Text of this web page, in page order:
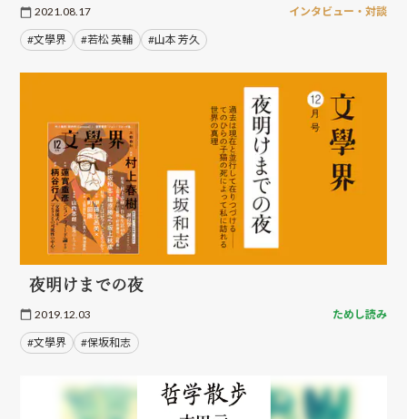
2021.08.17 インタビュー・対談
#文學界 #若松 英輔 #山本 芳久
夜明けまでの夜
2019.12.03 ためし読み
#文學界 #保坂和志